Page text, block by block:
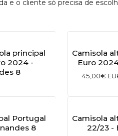
e o cliente só precisa de
principal
2024 -
8
Camisola
Euro
45,00€
Portugal
8
Camisola
22/23 -